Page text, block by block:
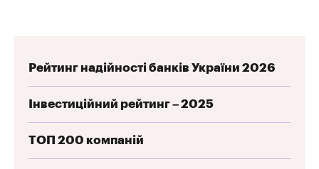
Рейтинг надійності банків України 2026
Інвестиційний рейтинг – 2025
ТОП 200 компаній